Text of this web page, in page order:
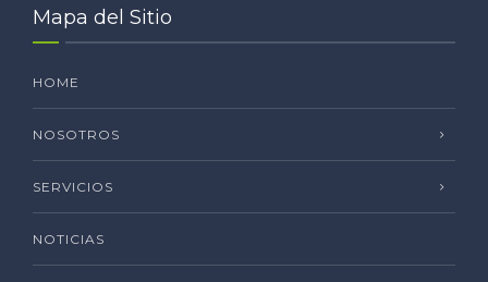
Mapa del Sitio
HOME
NOSOTROS
SERVICIOS
NOTICIAS